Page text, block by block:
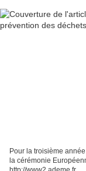
Pour la troisième
la cérémonie